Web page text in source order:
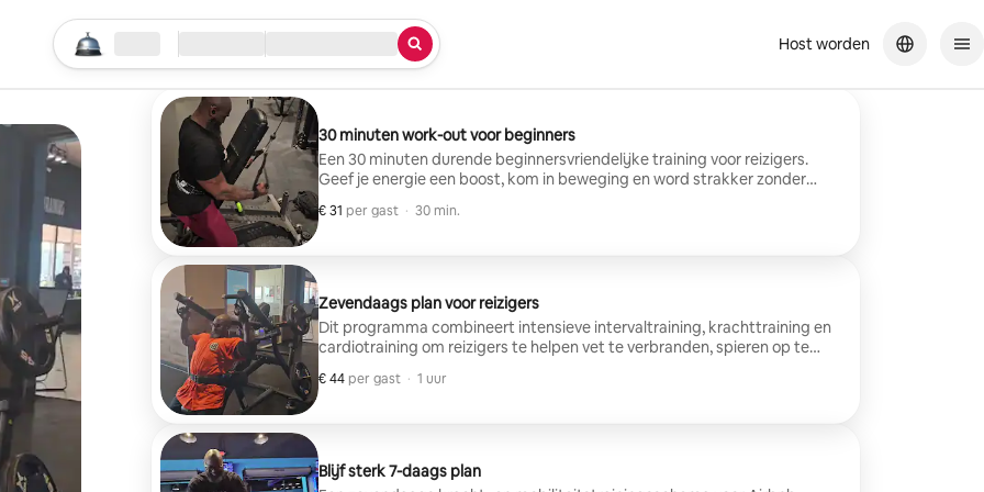
Begin je zoektocht
Locatie Inchecken/uitchecken
Service Host worden
30 minuten work-out voor beginners
Een 30 minuten durende beginnersvriendelijke training voor reizigers.
Geef je energie een boost, kom in beweging en word strakker zonder
apparatuur of druk.
€ 31 per gast
€ 31 per gast
, · 30 min.
Zevendaags plan voor reizigers
Dit programma combineert intensieve intervaltraining, krachttraining en
cardiotraining om reizigers te helpen vet te verbranden, spieren op te
€ 44 per gast
€ 44 per gast
, · 1 uur
Blijf sterk 7-daags plan